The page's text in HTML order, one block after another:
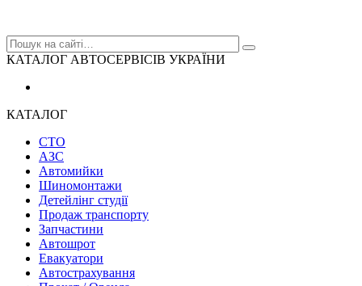
КАТАЛОГ АВТОСЕРВІСІВ УКРАЇНИ
КАТАЛОГ
СТО
АЗС
Автомийки
Шиномонтажи
Детейлінг студії
Продаж транспорту
Запчастини
Автошрот
Евакуатори
Автострахування